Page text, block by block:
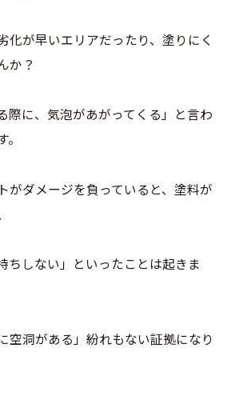
が早いエリアだったり、塗りにく
か？
際に、気泡があがってくる」と言わ
がダメージを負っていると、塗料が
ちしない」といったことは起きま
空洞がある」紛れもない証拠になり